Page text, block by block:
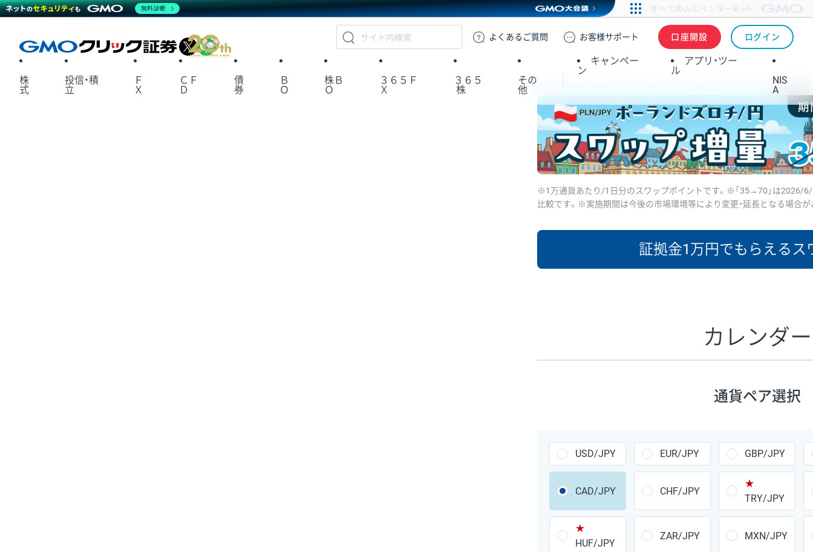
GMOクリック証券
よくある ご質問 お客様サポート 口座開設 ログイン
X
株
式
投信・積
立
Ｆ
Ｘ
ＣＦ
Ｄ
債
券
Ｂ
Ｏ
株Ｂ
Ｏ
３６５Ｆ
Ｘ
３６５
株
その
他
キャンペー
ン
アプリ・ツー
ル
NIS
A
※1万通貨あたり/1日分のスワップポイントです。※「35→70」は2026/6/
比較です。※実施期間は今後の市場環境等により変更・延長となる場合が
証拠金1万円でもらえるス
あたりの
ポイント
GBP/JPY 170円
AUD/JPY 106円
NZD/JPY 28円
CAD/JPY 38円
カレンダー
通貨ペア選択
USD/JPY EUR/JPY GBP/JPY
CAD/JPY CHF/JPY
★
TRY/JPY
★
HUF/JPY
ZAR/JPY MXN/JPY
無料診断